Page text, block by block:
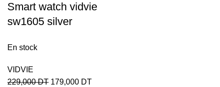
Smart watch vidvie
sw1605 silver
En stock
VIDVIE
229,000DT 179,000 DT